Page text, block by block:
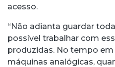
acesso.
“Não adianta guardar
possível trabalhar com
produzidas. No tempo em
máquinas analógicas,